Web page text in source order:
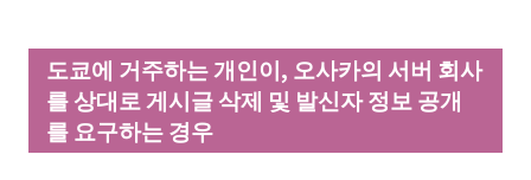
도쿄에 거주하는 개인이, 오사카의 서버 회사
를 상대로 게시글 삭제 및 발신자 정보 공개
를 요구하는 경우